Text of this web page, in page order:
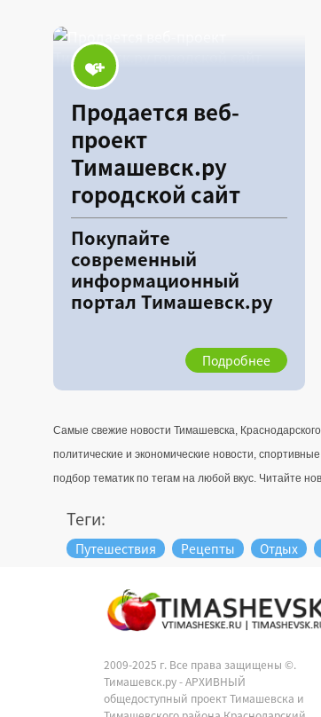
Продается веб-
проект
Тимашевск.ру
городской сайт
Покупайте
современный
информационный
портал Тимашевск.ру
Подробнее
Самые свежие новости Тимашевска,
политические и экономические новости,
подбор тематик по тегам на любой вкус. Читайте
Теги:
Путешествия Рецепты Отдых
2009-2025 г. Все права защищены ©.
Тимашевск.ру - АРХИВНЫЙ
общедоступный проект Тимашевска и